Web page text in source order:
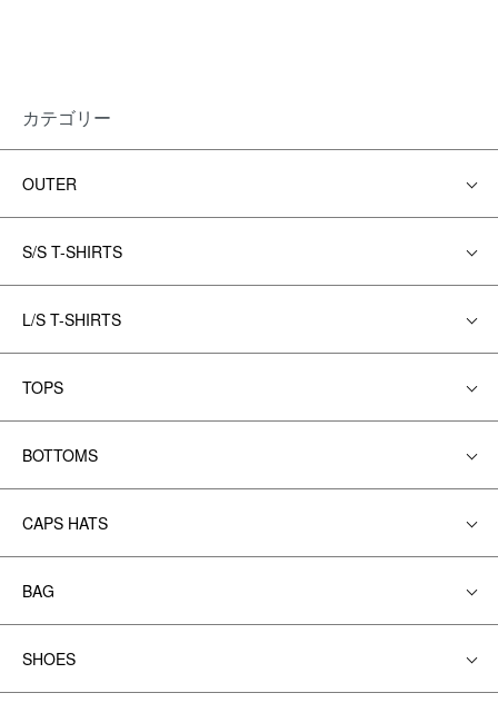
カテゴリー
OUTER
S/S T-SHIRTS
L/S T-SHIRTS
TOPS
BOTTOMS
CAPS HATS
BAG
SHOES